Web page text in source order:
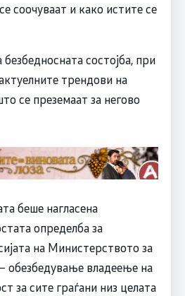
соочуваат и како истите се
состојба, при
трендови на
се преземаат за негово
беше нагласена
определба за
на Министерството за
обезбедување владеење на
за сите граѓани низ целата